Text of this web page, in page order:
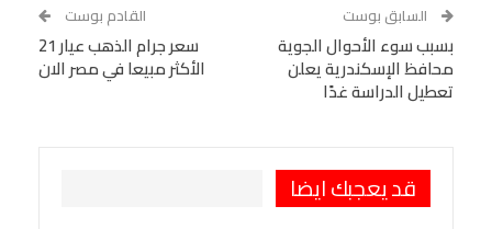
البريد الإلكتروني
StumbleUpon
VK
Digg
LINE
BlackBerry
Viber
السابق بوست
بسبب سوء الأحوال الجوية
محافظ الإسكندرية يعلن
تعطيل الدراسة غدًا
القادم بوست
سعر جرام الذهب عيار 21
الأكثر مبيعا في مصر الان
قد يعجبك ايضا